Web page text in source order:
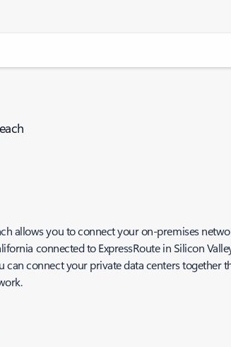
allows you to connect your on-premises
connected to ExpressRoute in Silicon
can connect your private data centers